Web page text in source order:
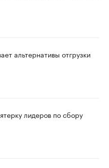
альтернативы отгрузки
лидеров по сбору